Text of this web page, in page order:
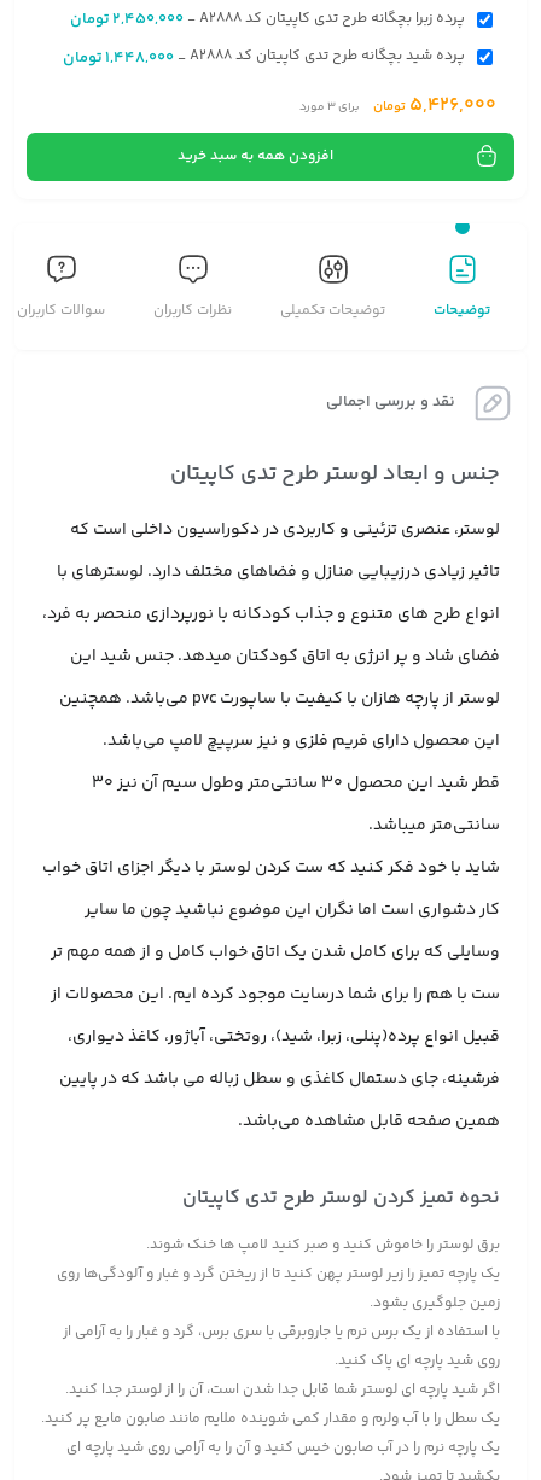
پرده زبرا بچگانه طرح تدی کاپیتان کد A2888 -
2,450,000تومان
پرده شید بچگانه طرح تدی کاپیتان کد A2888 -
1,448,000تومان
5,426,000 تومان برای3مورد
افزودن همه به سبد خرید
توضیحات توضیحات تکمیلی نظرات کاربران سوالات کاربران
نقد و بررسی اجمالی
جنس و ابعاد لوستر طرح تدی کاپیتان
لوستر، عنصری تزئینی و کاربردی در دکوراسیون داخلی است که
تاثیر زیادی درزیبایی منازل و فضاهای مختلف دارد. لوسترهای با
انواع طرح های متنوع و جذاب کودکانه با نورپردازی منحصر به فرد،
فضای شاد و پر انرژی به اتاق کودکتان میدهد. جنس شید این
لوستر از پارچه هازان با کیفیت با ساپورت pvc می‌باشد. همچنین
این محصول دارای فریم فلزی و نیز سرپیچ لامپ می‌باشد.
قطر شید این محصول 30 سانتی‌متر وطول سیم آن نیز 30
سانتی‌متر میباشد.
شاید با خود فکر کنید که ست کردن لوستر با دیگر اجزای اتاق خواب
کار دشواری است اما نگران این موضوع نباشید چون ما سایر
وسایلی که برای کامل شدن یک اتاق خواب کامل و از همه مهم تر
ست با هم را برای شما درسایت موجود کرده ایم. این محصولات از
قبیل انواع پرده(پنلی، زبرا، شید)، روتختی، آباژور، کاغذ دیواری،
فرشینه، جای دستمال کاغذی و سطل زباله می باشد که در پایین
همین صفحه قابل مشاهده می‌باشد.
نحوه تمیز کردن لوستر طرح تدی کاپیتان
برق لوستر را خاموش کنید و صبر کنید لامپ ها خنک شوند.
یک پارچه تمیز را زیر لوستر پهن کنید تا از ریختن گرد و غبار و آلودگی‌ها روی
زمین جلوگیری بشود.
با استفاده از یک برس نرم یا جاروبرقی با سری برس، گرد و غبار را به آرامی از
روی شید پارچه ای پاک کنید.
اگر شید پارچه ای لوستر شما قابل جدا شدن است، آن را از لوستر جدا کنید.
یک سطل را با آب ولرم و مقدار کمی شوینده ملایم مانند صابون مایع پر کنید.
یک پارچه نرم را در آب صابون خیس کنید و آن را به آرامی روی شید پارچه ای